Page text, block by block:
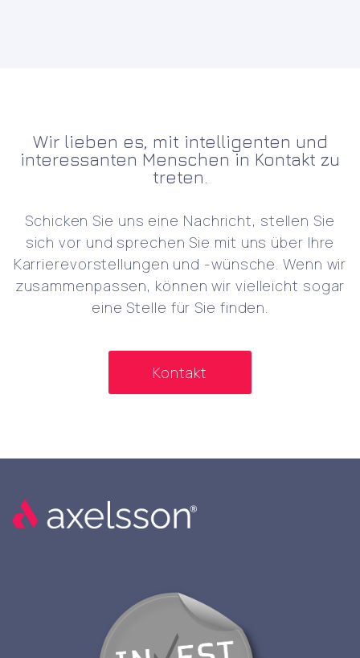
Wir lieben es, mit intelligenten und
interessanten Menschen in Kontakt zu
treten.
Schicken Sie uns eine Nachricht, stellen Sie
sich vor und sprechen Sie mit uns über Ihre
Karrierevorstellungen und -wünsche. Wenn wir
zusammenpassen, können wir vielleicht sogar
eine Stelle für Sie finden.
Kontakt